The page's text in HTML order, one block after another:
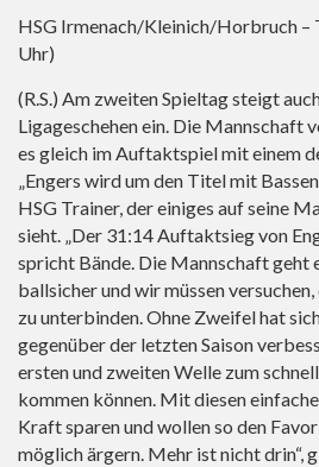
HSG Irmenach/Kleinich/Horbruch –
Uhr)
(R.S.) Am zweiten Spieltag steigt
Ligageschehen ein. Die Mannschaft
es gleich im Auftaktspiel mit einem
„Engers wird um den Titel mit
HSG Trainer, der einiges auf seine
sieht. „Der 31:14 Auftaktsieg von
spricht Bände. Die Mannschaft geht
ballsicher und wir müssen
zu unterbinden. Ohne Zweifel hat
gegenüber der letzten Saison
ersten und zweiten Welle zum
kommen können. Mit diesen
Kraft sparen und wollen so den
möglich ärgern. Mehr ist nicht drin“,